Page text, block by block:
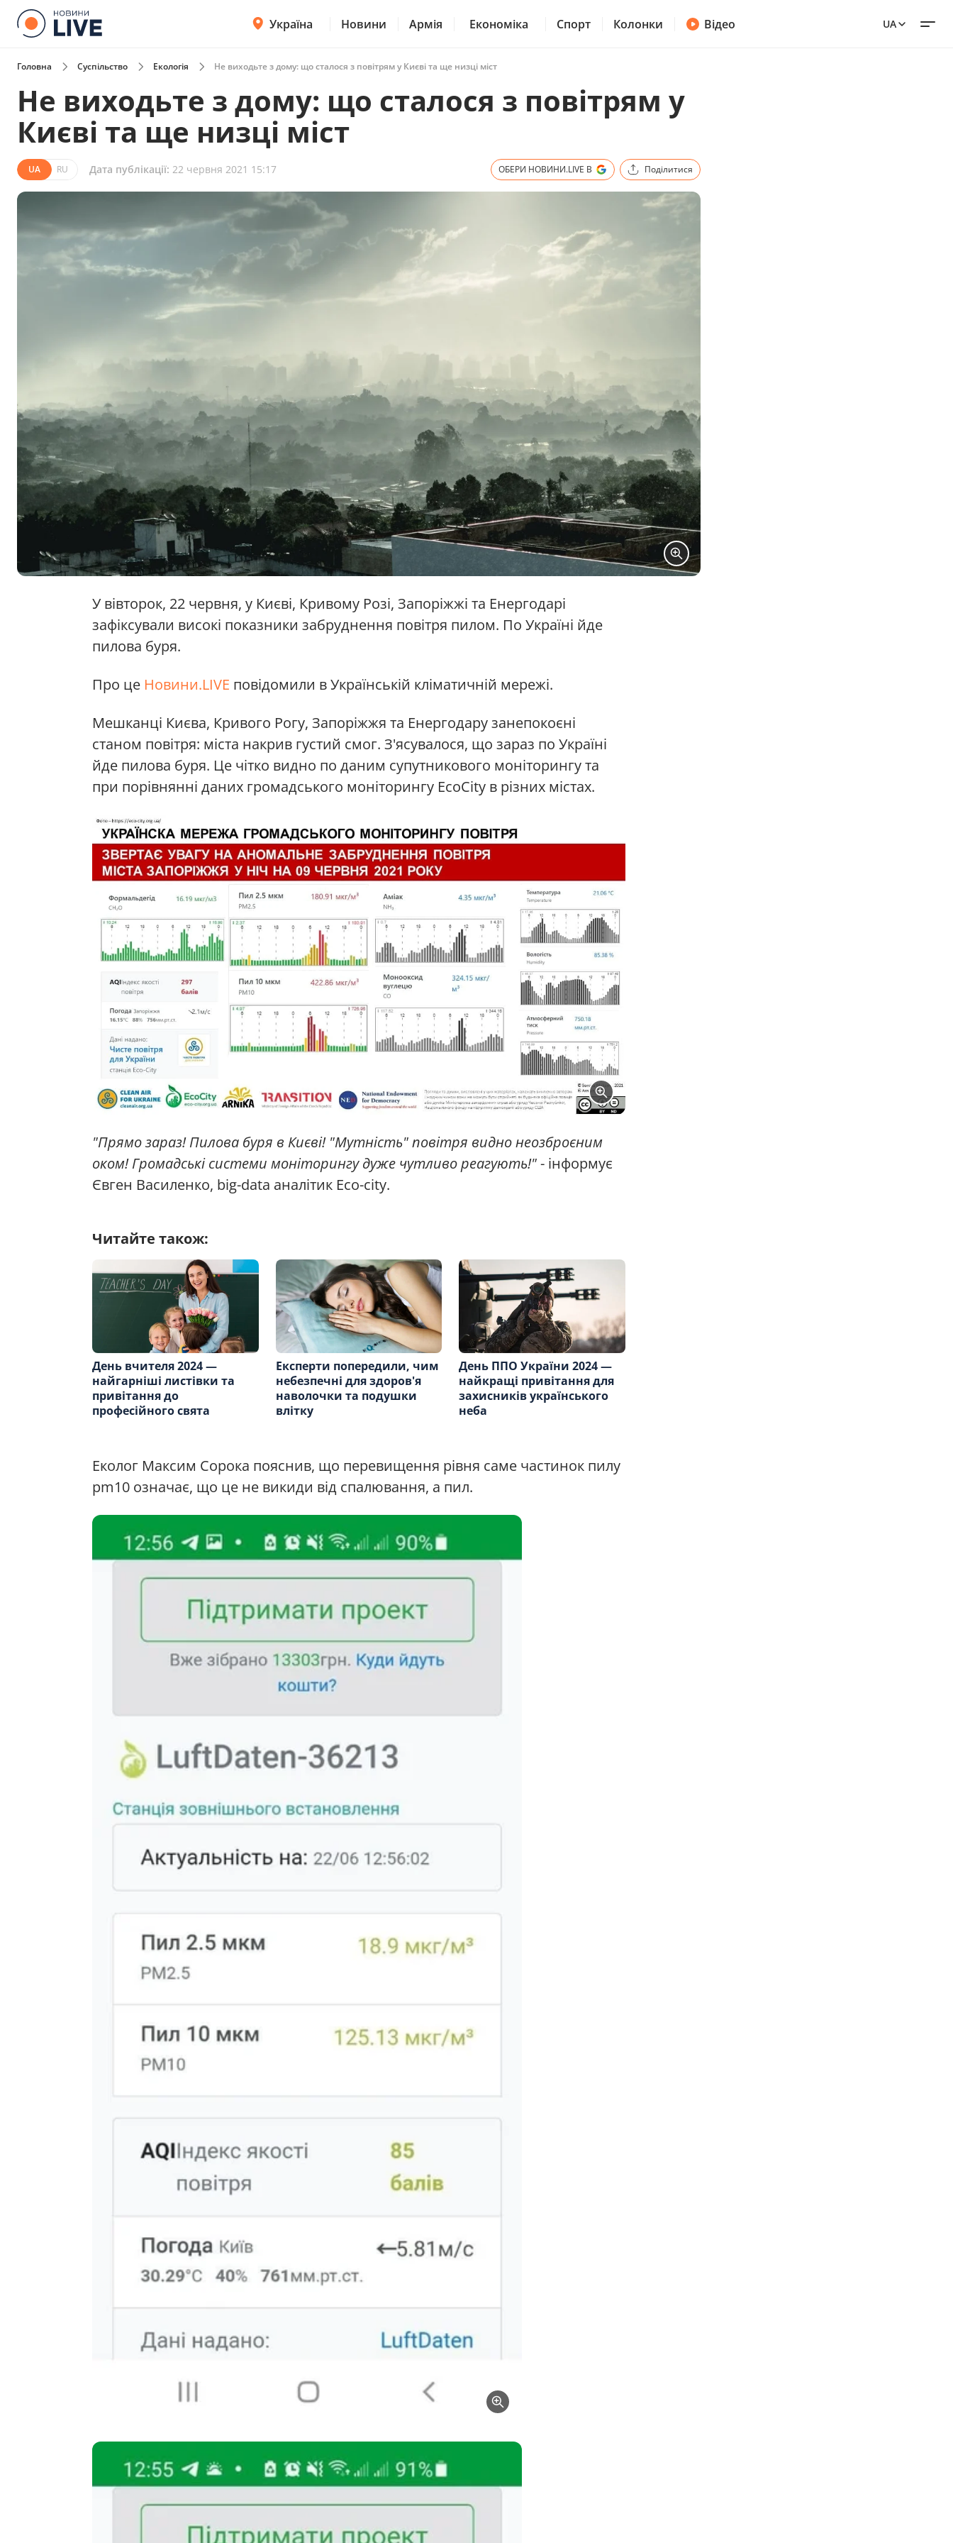
Україна Новини Армія Економіка Спорт Колонки Відео UA
Головна Суспільство Екологія Не виходьте з дому: що сталося з повітрям у Києві та ще низці міст
Не виходьте з дому: що сталося з повітрям у
Києві та ще низці міст
UA RU Дата публікації: 22 червня 2021 15:17 ОБЕРИ НОВИНИ.LIVE В Поділитися
У вівторок, 22 червня, у Києві, Кривому Розі, Запоріжжі та Енергодарі
зафіксували високі показники забруднення повітря пилом. По Україні йде
пилова буря.
Про це Новини.LIVE повідомили в Українській кліматичній мережі.
Мешканці Києва, Кривого Рогу, Запоріжжя та Енергодару занепокоєні
станом повітря: міста накрив густий смог. З'ясувалося, що зараз по Україні
йде пилова буря. Це чітко видно по даним супутникового моніторингу та
при порівнянні даних громадського моніторингу EcoCity в різних містах.
"Прямо зараз! Пилова буря в Києві! "Мутність" повітря видно неозброєним
оком! Громадські системи моніторингу дуже чутливо реагують!"- інформує
Євген Василенко, big-data аналітик Eco-city.
Читайте також:
День вчителя 2024 —
найгарніші листівки та
привітання до
професійного свята
Експерти попередили, чим
небезпечні для здоров'я
наволочки та подушки
влітку
День ППО України 2024 —
найкращі привітання для
захисників українського
неба
Еколог Максим Сорока пояснив, що перевищення рівня саме частинок пилу
pm10 означає, що це не викиди від спалювання, а пил.